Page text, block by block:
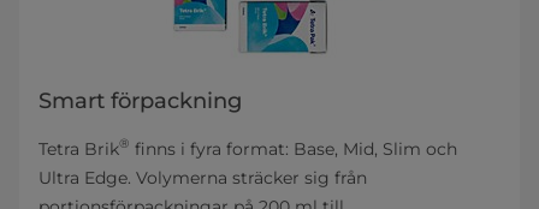
Smart förpackning
Tetra Brik® finns i fyra format: Base, Mid, Slim och
Ultra Edge. Volymerna sträcker sig från